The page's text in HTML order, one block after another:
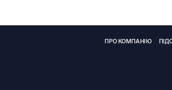
ПРО КОМПАНІЮ